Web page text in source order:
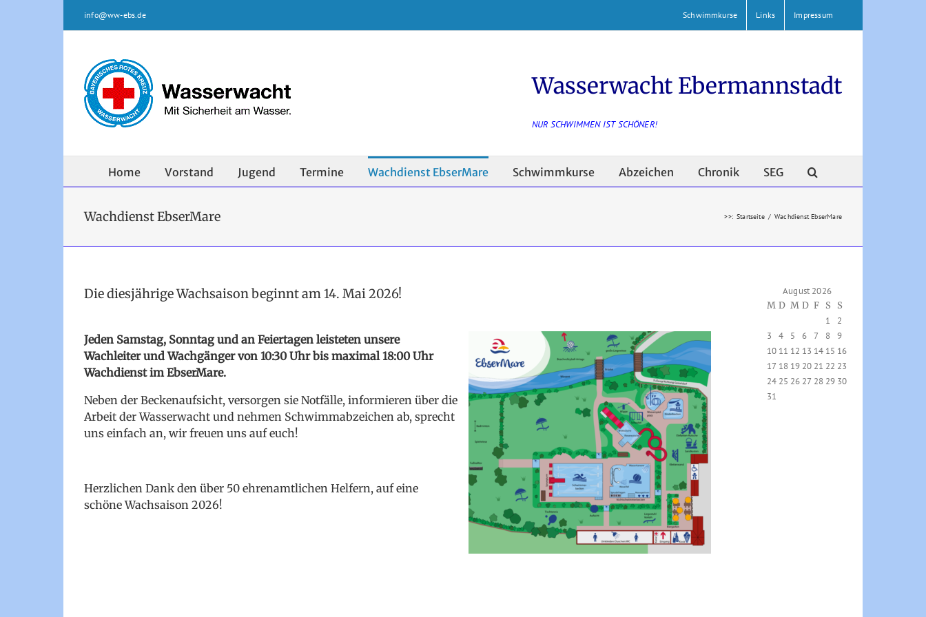
info@ww-ebs.de Schwimmkurse Links Impressum
Wasserwacht Ebermannstadt
NUR SCHWIMMEN IST SCHÖNER!
Home Vorstand Jugend Termine Wachdienst EbserMare Schwimmkurse Abzeichen Chronik SEG
Wachdienst EbserMare >>: Startseite / Wachdienst EbserMare
Die diesjährige Wachsaison beginnt am 14. Mai 2026!
Jeden Samstag, Sonntag und an Feiertagen leisteten unsere
Wachleiter und Wachgänger von 10:30 Uhr bis maximal 18:00 Uhr
Wachdienst im EbserMare.
Neben der Beckenaufsicht, versorgen sie Notfälle, informieren über die
Arbeit der Wasserwacht und nehmen Schwimmabzeichen ab, sprecht
uns einfach an, wir freuen uns auf euch!
Herzlichen Dank den über 50 ehrenamtlichen Helfern, auf eine
schöne Wachsaison 2026!
August 2026
M D M D F S S
1
2
3
4 5 6 7 8
9
10 11 12 13 14 15 16
17 18 19 20 21 22 23
24 25 26 27 28 29 30
31